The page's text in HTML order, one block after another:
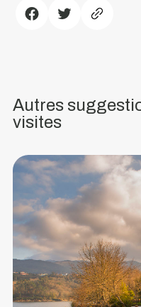
Autres
visites
de
m